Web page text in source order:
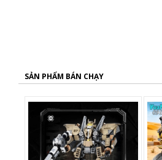
SẢN PHẨM BÁN CHẠY